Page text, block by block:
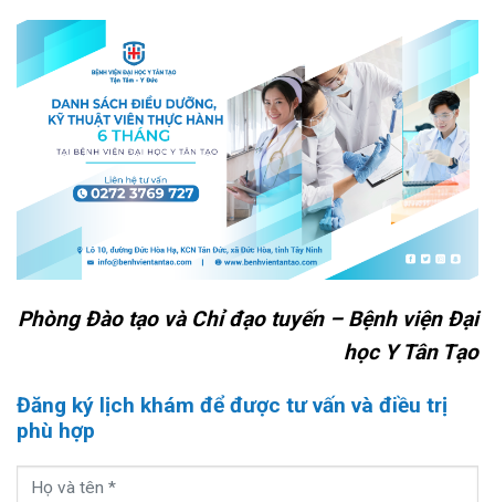
Phòng Đào tạo và Chỉ đạo tuyến – Bệnh viện Đại
học Y Tân Tạo
Đăng ký lịch khám để được tư vấn và điều trị
phù hợp